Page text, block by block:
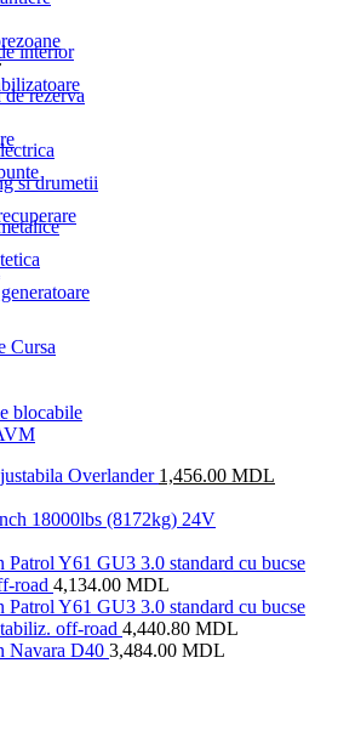
Cursa
blocabile
interior
de rezerva
si drumetii
Overlander 1,456.00 MDL
18000lbs (8172kg) 24V
Patrol Y61 GU3 3.0 standard cu bucse
road 4,134.00 MDL
Patrol Y61 GU3 3.0 standard cu bucse
off-road 4,440.80 MDL
Navara D40 3,484.00 MDL